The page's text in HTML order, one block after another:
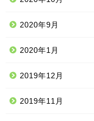
2020年9月
2020年1月
2019年12月
2019年11月